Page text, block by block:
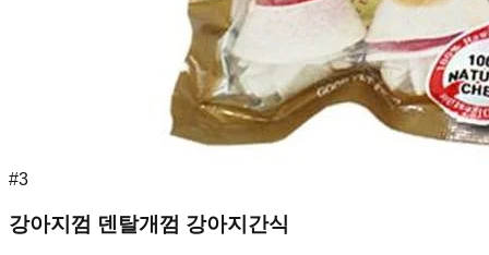
#3
강아지껌 덴탈개껌 강아지간식